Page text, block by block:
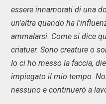
essere innamorati di una
un'altra quando ha
ammalarsi. Come si dice
criatuer. Sono creature o
Io ci ho messo la faccia,
impiegato il mio tempo.
nessuno e continuerò a